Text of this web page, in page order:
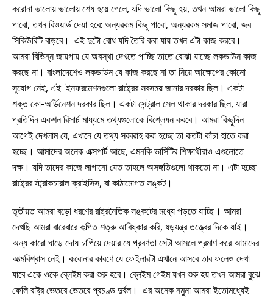
করোনা ভালোয় ভালোয় শেষ হয়ে গেলে, যদি ভালো কিছু হয়, তখন আমরা ভালো কিছু
পাবো, তখন রিওয়ার্ড দেয়া হবে: অন্যরকম কিছু পাবো, অন্যরকম সমাজ পাবো, জব
সিকিউরিটি বাড়বে। এই দুটো বোধ যদি তৈরি করা যায় তখন এটা কাজ করবে।
আমরা বিভিন্ন জায়গায় যে অবস্থা দেখতে পাচ্ছি তাতে বোঝা যাচ্ছে লকডাউন কাজ
করছে না। বাংলাদেশেও লকডাউন যে কাজ করছে না তা নিয়ে আক্ষেপের কোনো
সুযোগ নেই, এই ইনফরমেশনগুলো রাষ্ট্রের সবসময় জানার দরকার ছিল। একটা
শক্ত কো-অর্ডিনেশন দরকার ছিল। একটা সেন্ট্রাল সেল থাকার দরকার ছিল, যারা
প্রতিদিন একশন রিসার্চ মাধ্যমে তথ্যগুলোকে বিশ্লেষন করবে। আমরা কিছুদিন
আগেই দেখলাম যে, এখানে যে তথ্য সরবরাহ করা হচ্ছে তা কতটা কাঁচা হাতে করা
হচ্ছে। আমাদের অনেক এক্সপার্ট আছে, এমনকি ভার্সিটির শিক্ষার্থীরাও এগুলোতে
দক্ষ। যদি তাদের কাজে লাগানো যেত তাহলে অসঙ্গতিগুলো থাকতো না। এটা হচ্ছে
রাষ্ট্রের স্ট্রাকচারাল ক্রাইসিস, বা কাঠামোগত সঙ্কট।
তৃতীয়ত আমরা বড়ো ধরণের রাষ্ট্রনৈতিক সঙ্কটের মধ্যে পড়তে যাচ্ছি। আমরা
দেখছি আমরা বারেবারে কল্পিত শত্রু আবিষ্কার করি, ষড়যন্ত্র তত্ত্বের দিকে যাই।
অন্য কারো ঘাড়ে দোষ চাপিয়ে দেয়ার যে প্রবণতা সেটা আসলে প্রমাণ করে আমাদের
আত্মবিশ্বাস নেই। করোনার কারণে যে ফেইলারটা এখানে আসবে তার ফলেও দেখা
যাবে একে ওকে ব্লেইম করা শুরু হবে। ব্লেইম গেইম যখন শুরু হয় তখন আমরা বুঝে
ফেলি রাষ্ট্র ভেতরে ভেতরে প্রচণ্ড দুর্বল। এর অনেক নমুনা আমরা ইতোমধ্যেই